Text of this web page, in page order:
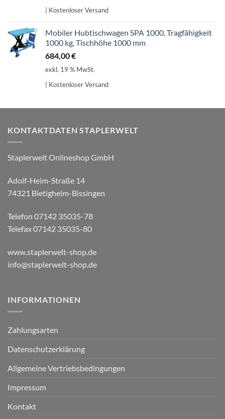
| Kostenloser Versand
Mobiler Hubtischwagen SPA 1000, Tragfähigkeit
1000 kg, Tischhöhe 1000 mm
684,00€
exkl. 19 % MwSt.
| Kostenloser Versand
KONTAKTDATEN STAPLERWELT
Staplerwelt Onlineshop GmbH
Adolf-Heim-Straße 14
74321 Bietigheim-Bissingen
Telefon 07142 35035-78
Telefax 07142 35035-80
www.staplerwelt-shop.de
info@staplerwelt-shop.de
INFORMATIONEN
Zahlungsarten
Datenschutzerklärung
Allgemeine Vertriebsbedingungen
Impressum
Kontakt